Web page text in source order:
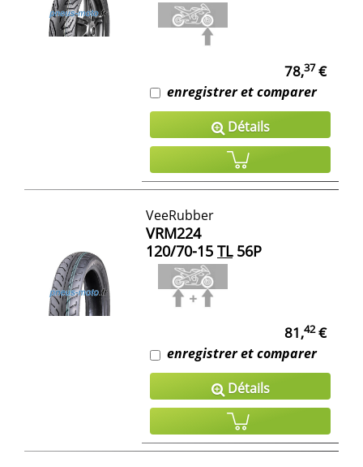
78,37€
enregistrer et comparer
Détails
VeeRubber
VRM224
120/70-15 TL56P
81,42€
enregistrer et comparer
Détails